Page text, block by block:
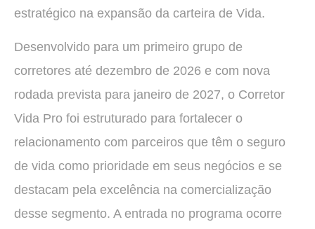
estratégico na expansão da carteira de Vida.
Desenvolvido para um primeiro grupo de
corretores até dezembro de 2026 e com nova
rodada prevista para janeiro de 2027, o Corretor
Vida Pro foi estruturado para fortalecer o
relacionamento com parceiros que têm o seguro
de vida como prioridade em seus negócios e se
destacam pela excelência na comercialização
desse segmento. A entrada no programa ocorre